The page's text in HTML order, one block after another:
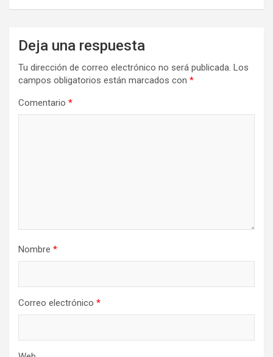
Deja una respuesta
Tu dirección de correo electrónico no será publicada. Los
campos obligatorios están marcados con *
Comentario *
Nombre *
Correo electrónico *